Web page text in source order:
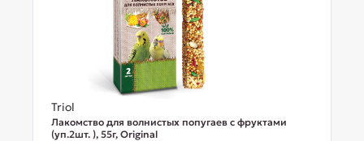
Triol
Лакомство для волнистых попугаев с фруктами
(уп.2шт. ), 55г, Original